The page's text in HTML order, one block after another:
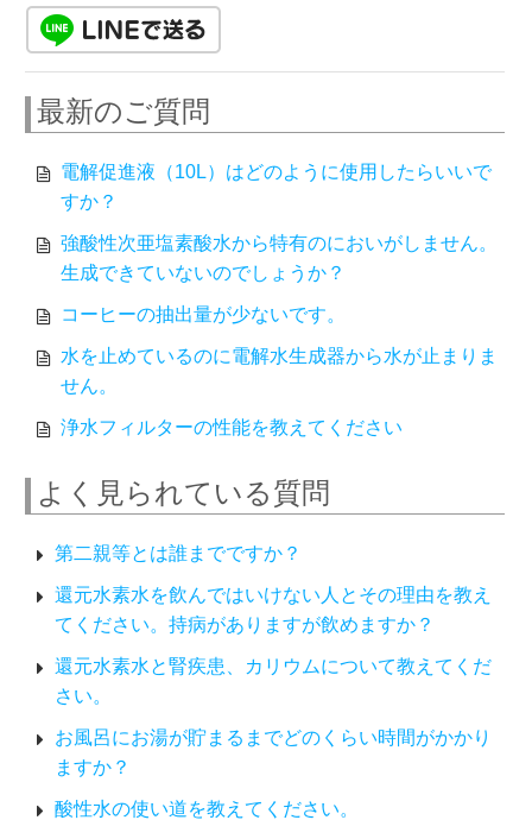
最新のご質問
電解促進液（10L）はどのように使用したらいいで
すか？
強酸性次亜塩素酸水から特有のにおいがしません。
生成できていないのでしょうか？
コーヒーの抽出量が少ないです。
水を止めているのに電解水生成器から水が止まりま
せん。
浄水フィルターの性能を教えてください
よく見られている質問
第二親等とは誰までですか？
還元水素水を飲んではいけない人とその理由を教え
てください。持病がありますが飲めますか？
還元水素水と腎疾患、カリウムについて教えてくだ
さい。
お風呂にお湯が貯まるまでどのくらい時間がかかり
ますか？
酸性水の使い道を教えてください。